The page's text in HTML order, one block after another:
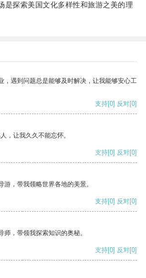
探索美国文化多样性和旅游之美的理
，遇到问题总是能够及时解决，让我能够安心工
支持[0] 反对[0]
，让我久久不能忘怀。
支持[0] 反对[0]
游，带我领略世界各地的美景。
支持[0] 反对[0]
师，带领我探索知识的奥秘。
支持[0] 反对[0]